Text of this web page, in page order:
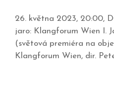
26. května 2023, 20:00,
jaro: Klangforum Wien I.
(světová premiéra na
Klangforum Wien, dir.